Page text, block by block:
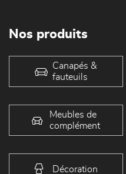
Nos produits
Canapés &
fauteuils
Meubles de
complément
Décoration